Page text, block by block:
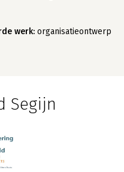
werk: organisatieontwerp
Segijn